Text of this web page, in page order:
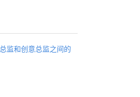
监和创意总监之间的